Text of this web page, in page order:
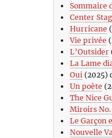
Sommaire
Center
Hurricane
Vie privée
L’Outsider
La Lame
Oui(2025)
Un poète
The Nice
Miroirs No.
Le Garçon
Nouvelle